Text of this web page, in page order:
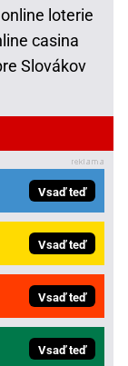
loterie
casina
Slovákov
Vsaď teď
Vsaď teď
Vsaď teď
Vsaď teď